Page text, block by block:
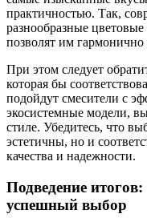
практичностью. Так,
разнообразные
позволят им гармонично
При этом следует
которая бы
подойдут смесители с
экосистемные модели,
стиле. Убедитесь, что
эстетичны, но и
качества и надежности.
Подведение
успешный выбор